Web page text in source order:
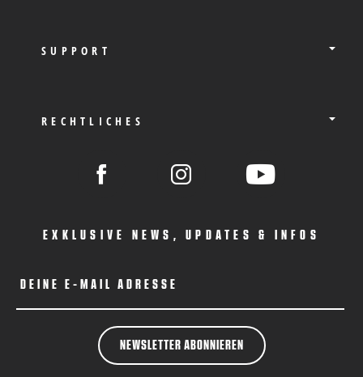
SUPPORT
RECHTLICHES
EXKLUSIVE NEWS, UPDATES & INFOS
DEINE E-MAIL ADRESSE
NEWSLETTER ABONNIEREN